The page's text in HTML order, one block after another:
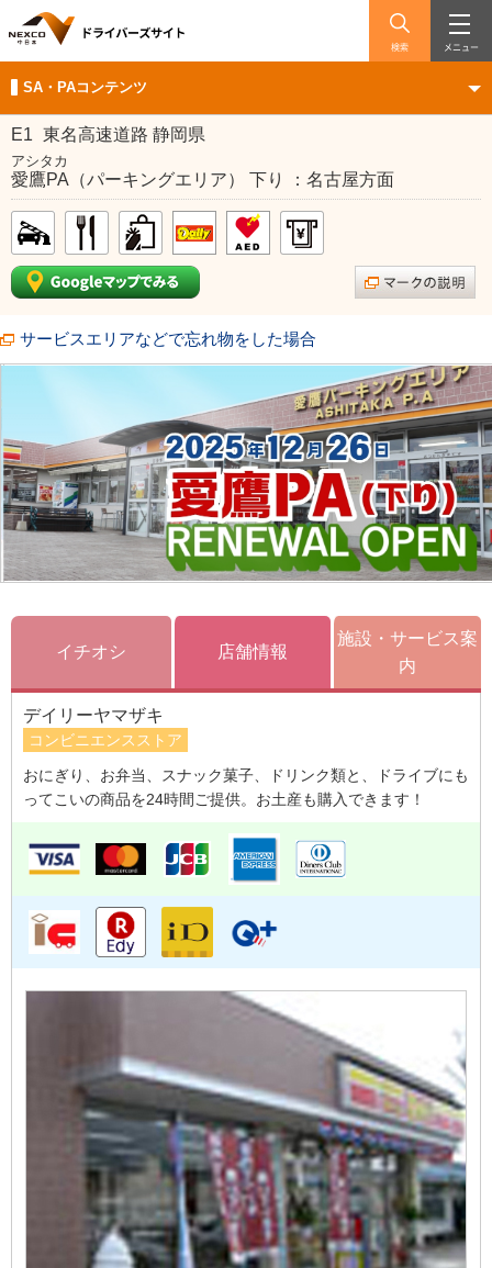
検索 メニュー
SA・PAコンテンツ
E1 東名高速道路 静岡県
アシタカ
愛鷹PA（パーキングエリア） 下り ：名古屋方面
サービスエリアなどで忘れ物をした場合
イチオシ 店舗情報
施設・サービス案
内
デイリーヤマザキ
コンビニエンスストア
おにぎり、お弁当、スナック菓子、ドリンク類と、ドライブにも
ってこいの商品を24時間ご提供。お土産も購入できます！